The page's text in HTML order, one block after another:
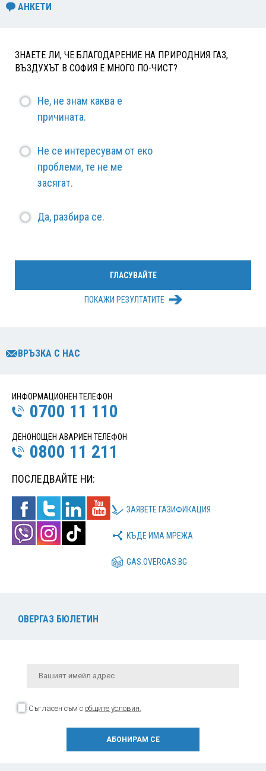
АНКЕТИ
ЗНАЕТЕ ЛИ, ЧЕ БЛАГОДАРЕНИЕ НА ПРИРОДНИЯ ГАЗ,
ВЪЗДУХЪТ В СОФИЯ Е МНОГО ПО-ЧИСТ?
Не, не знам каква е
причината.
Не се интересувам от еко
проблеми, те не ме
засягат.
Да, разбира се.
ПОКАЖИ РЕЗУЛТАТИТЕ
ВРЪЗКА С НАС
ИНФОРМАЦИОНЕН ТЕЛЕФОН
0700 11 110
ДЕНОНОЩЕН АВАРИЕН ТЕЛЕФОН
0800 11 211
ПОСЛЕДВАЙТЕ НИ:
ЗАЯВЕТЕ ГАЗИФИКАЦИЯ
КЪДЕ ИМА МРЕЖА
GAS.OVERGAS.BG
ОВЕРГАЗ БЮЛЕТИН
Съгласен съм с общите условия.